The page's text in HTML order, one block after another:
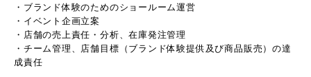
・ブランド体験のためのショールーム運営
・イベント企画立案
・店舗の売上責任・分析、在庫発注管理
・チーム管理、店舗目標（ブランド体験提供及び商品販売）の達
成責任